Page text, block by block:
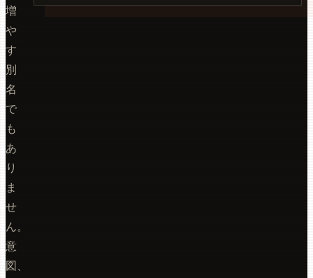
増
や
す
別
名
で
も
あ
り
ま
せ
ん。
意
図、